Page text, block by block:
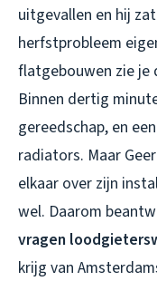
uitgevallen en hij
herfstprobleem
flatgebouwen zie je
Binnen dertig
gereedschap, en
radiators. Maar
elkaar over zijn
wel. Daarom
vragen
krijg van